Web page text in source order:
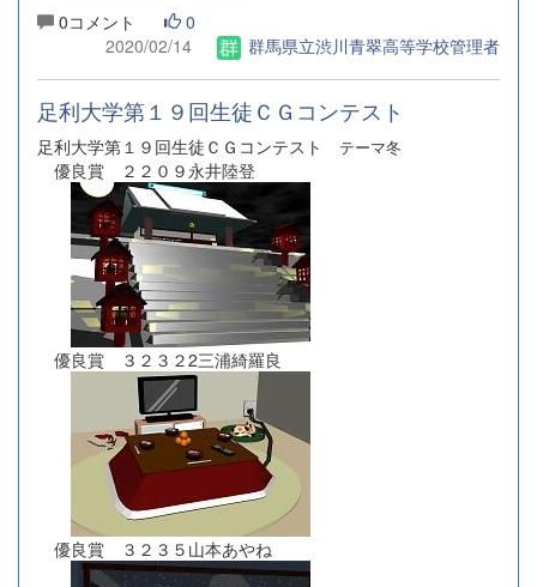
0コメント
0
2020/02/14
群馬県立渋川青翠高等学校管理者
足利大学第１９回生徒ＣＧコンテスト
足利大学第１９回生徒ＣＧコンテスト テーマ冬
優良賞 ２２０９永井陸登
優良賞 ３２３２2三浦綺羅良
優良賞 ３２３５山本あやね